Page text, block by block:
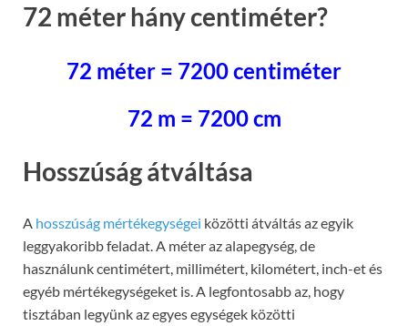
72 méter hány centiméter?
72 méter = 7200 centiméter
72 m = 7200 cm
Hosszúság átváltása
A hosszúság mértékegységei közötti átváltás az egyik
leggyakoribb feladat. A méter az alapegység, de
használunk centimétert, millimétert, kilométert, inch-et és
egyéb mértékegységeket is. A legfontosabb az, hogy
tisztában legyünk az egyes egységek közötti